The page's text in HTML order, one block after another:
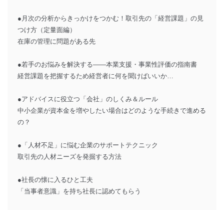
●月次の分析からきっかけをつかむ！取引先の「経営課題」の見
つけ方（定量面編）
在庫の管理に問題がある先
●若手のお悩みを解決する――本業支援・事業性評価の指南書
経営課題を把握するため経営者に何を聞けばいいか…
●アドバイスに役立つ「会社」のしくみ＆ルール
中小企業が資本金を増やしたい場合はどのような手続きで進める
の？
●「人材不足」に悩む企業のサポートテクニック
取引先の人材ニーズを発掘する方法
●社長の懐に入るひと工夫
「当事者意識」を持ち社長に認めてもらう